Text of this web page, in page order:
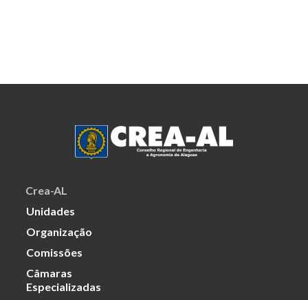
Crea-AL
Unidades
Organização
Comissões
Câmaras
Especializadas